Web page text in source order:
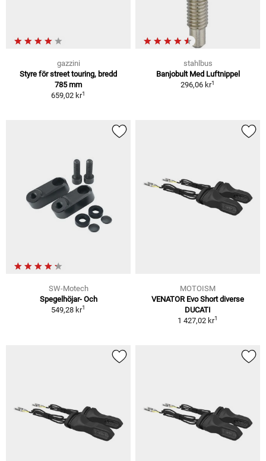
gazzini
Styre för street touring, bredd
785 mm
659,02 kr1
stahlbus
Banjobult Med Luftnippel
296,06 kr1
SW-Motech
Spegelhöjar- Och
549,28 kr1
MOTOISM
VENATOR Evo Short diverse
DUCATI
1 427,02 kr1